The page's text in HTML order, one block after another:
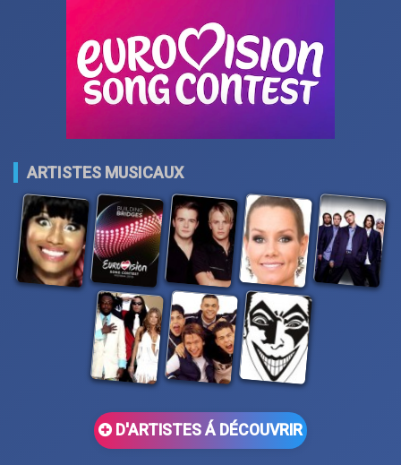
ARTISTES MUSICAUX
D'ARTISTES Á DÉCOUVRIR